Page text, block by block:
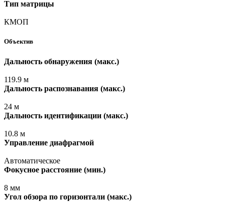
Тип матрицы
КМОП
Объектив
Дальность обнаружения (макс.)
119.9 м
Дальность распознавания (макс.)
24 м
Дальность идентификации (макс.)
10.8 м
Управление диафрагмой
Автоматическое
Фокусное расстояние (мин.)
8 мм
Угол обзора по горизонтали (макс.)